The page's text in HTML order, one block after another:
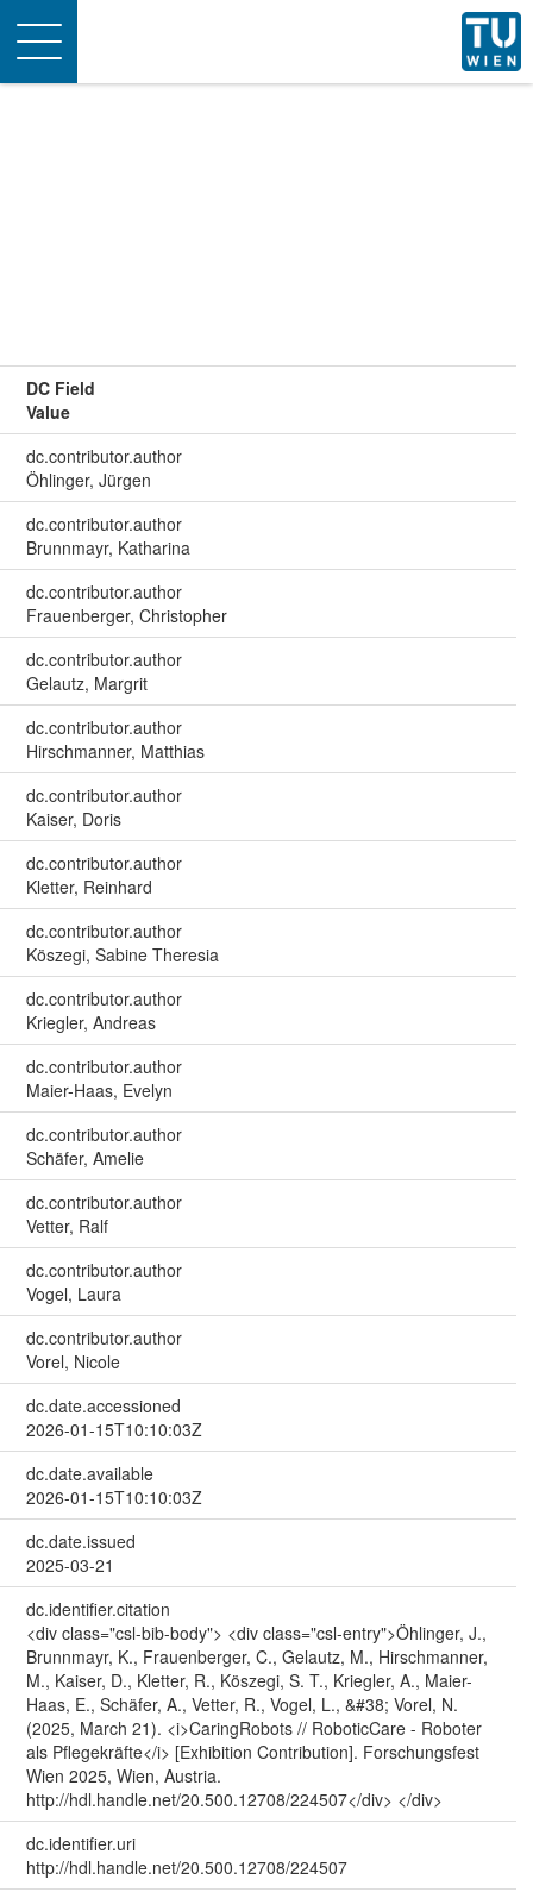
Toggle
navigation
DC Field
Value
dc.contributor.author
Öhlinger, Jürgen
dc.contributor.author
Brunnmayr, Katharina
dc.contributor.author
Frauenberger, Christopher
dc.contributor.author
Gelautz, Margrit
dc.contributor.author
Hirschmanner, Matthias
dc.contributor.author
Kaiser, Doris
dc.contributor.author
Kletter, Reinhard
dc.contributor.author
Köszegi, Sabine Theresia
dc.contributor.author
Kriegler, Andreas
dc.contributor.author
Maier-Haas, Evelyn
dc.contributor.author
Schäfer, Amelie
dc.contributor.author
Vetter, Ralf
dc.contributor.author
Vogel, Laura
dc.contributor.author
Vorel, Nicole
dc.date.accessioned
2026-01-15T10:10:03Z
dc.date.available
2026-01-15T10:10:03Z
dc.date.issued
2025-03-21
dc.identifier.citation
<div class="csl-bib-body"> <div class="csl-entry">Öhlinger, J.,
Brunnmayr, K., Frauenberger, C., Gelautz, M., Hirschmanner,
M., Kaiser, D., Kletter, R., Köszegi, S. T., Kriegler, A., Maier-
Haas, E., Schäfer, A., Vetter, R., Vogel, L., &#38; Vorel, N.
(2025, March 21). <i>CaringRobots // RoboticCare - Roboter
als Pflegekräfte</i> [Exhibition Contribution]. Forschungsfest
Wien 2025, Wien, Austria.
http://hdl.handle.net/20.500.12708/224507</div> </div>
dc.identifier.uri
http://hdl.handle.net/20.500.12708/224507